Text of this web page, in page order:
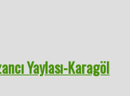
Yaylası-Karagöl